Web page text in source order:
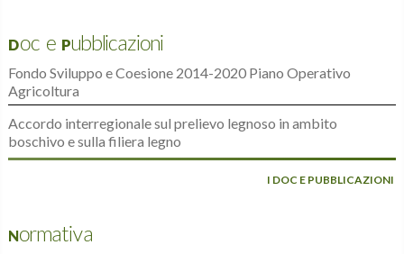
Doc e Pubblicazioni
Fondo Sviluppo e Coesione 2014-2020 Piano Operativo
Agricoltura
Accordo interregionale sul prelievo legnoso in ambito
boschivo e sulla filiera legno
I DOC E PUBBLICAZIONI
Normativa